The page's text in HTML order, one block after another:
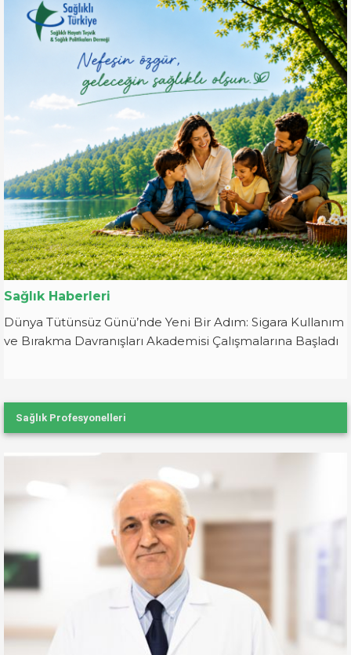
Sağlık Haberleri
Dünya Tütünsüz Günü’nde Yeni Bir Adım: Sigara Kullanım
ve Bırakma Davranışları Akademisi Çalışmalarına Başladı
Sağlık Profesyonelleri